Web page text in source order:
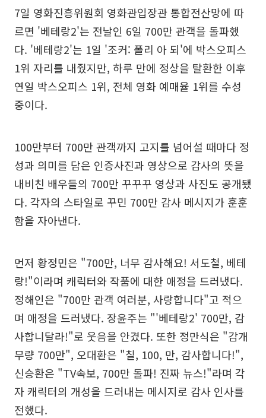
7일 영화진흥위원회 영화관입장관 통합전산망에 따
르면 '베테랑2'는 전날인 6일 700만 관객을 돌파했
다. '베테랑2'는 1일 '조커: 폴리 아 되'에 박스오피스
1위 자리를 내줬지만, 하루 만에 정상을 탈환한 이후
연일 박스오피스 1위, 전체 영화 예매율 1위를 수성
중이다.
100만부터 700만 관객까지 고지를 넘어설 때마다 정
성과 의미를 담은 인증사진과 영상으로 감사의 뜻을
내비친 배우들의 700만 꾸꾸꾸 영상과 사진도 공개됐
다. 각자의 스타일로 꾸민 700만 감사 메시지가 훈훈
함을 자아낸다.
먼저 황정민은 "700만, 너무 감사해요! 서도철, 베테
랑!"이라며 캐릭터와 작품에 대한 애정을 드러냈다.
정해인은 "700만 관객 여러분, 사랑합니다"고 적으
며 애정을 드러냈다. 장윤주는 "'베테랑2' 700만, 감
사합니달라!"로 웃음을 안겼다. 또한 정만식은 "감개
무량 700만", 오대환은 "칠, 100, 만, 감사합니다!",
신승환은 "TV속보, 700만 돌파! 진짜 뉴스!"라며 각
자 캐릭터의 개성을 드러내는 메시지로 감사 인사를
전했다.